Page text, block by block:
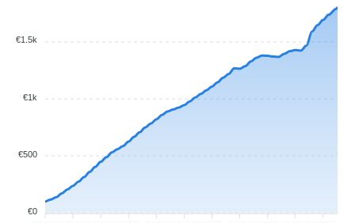
€1.5k
€1k
€500
€0